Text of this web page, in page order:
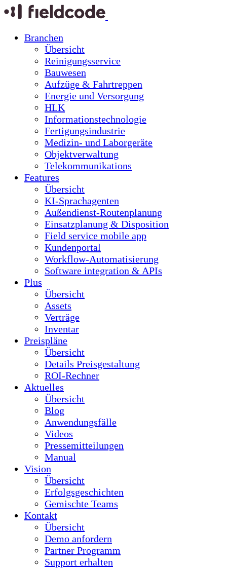
Branchen
Übersicht
Reinigungsservice
Bauwesen
Aufzüge & Fahrtreppen
Energie und Versorgung
HLK
Informationstechnologie
Fertigungsindustrie
Medizin- und Laborgeräte
Objektverwaltung
Telekommunikations
Features
Übersicht
KI-Sprachagenten
Außendienst-Routenplanung
Einsatzplanung & Disposition
Field service mobile app
Kundenportal
Workflow-Automatisierung
Software integration & APIs
Plus
Übersicht
Assets
Verträge
Inventar
Preispläne
Übersicht
Details Preisgestaltung
ROI-Rechner
Aktuelles
Übersicht
Blog
Anwendungsfälle
Videos
Pressemitteilungen
Manual
Vision
Übersicht
Erfolgsgeschichten
Gemischte Teams
Kontakt
Übersicht
Demo anfordern
Partner Programm
Support erhalten